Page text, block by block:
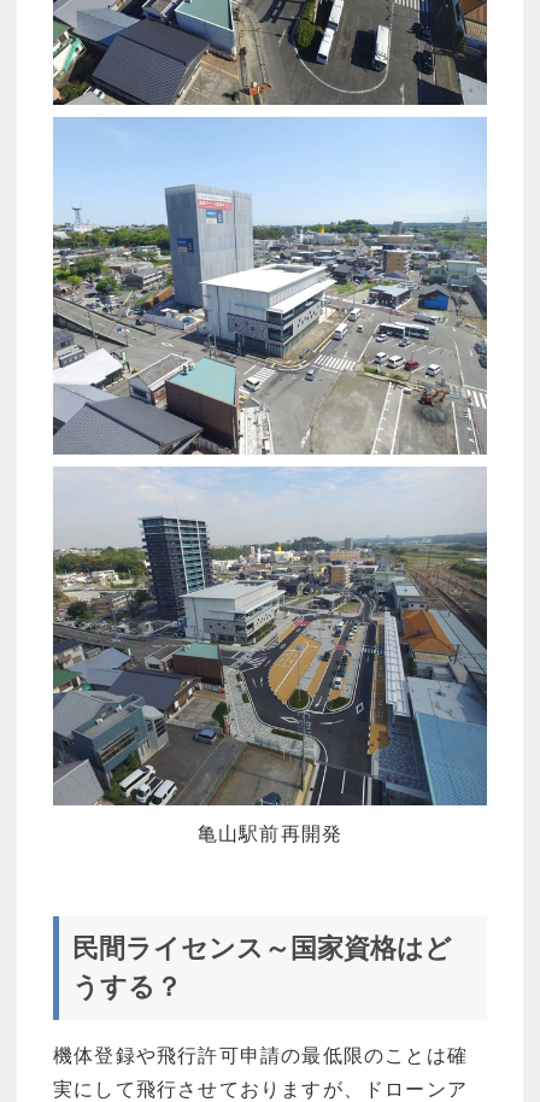
亀山駅前再開発
民間ライセンス～国家資格はど
うする？
機体登録や飛行許可申請の最低限のことは確
実にして飛行させておりますが、ドローンア